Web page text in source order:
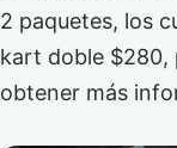
2 paquetes, los
kart doble $280,
obtener más